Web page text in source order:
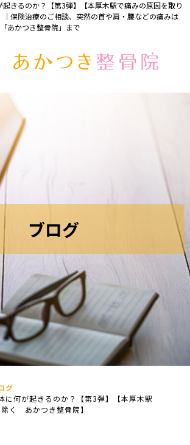
きるのか？【第3弾】【本厚木駅で痛みの原因を取り
保険治療のご相談、突然の首や肩・腰などの痛みは
あかつき整骨院」まで
ブログ
グ
に何が起きるのか？【第3弾】【本厚木駅
く あかつき整骨院】